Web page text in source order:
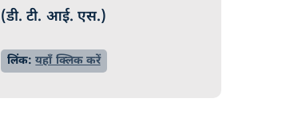
(डी. टी. आई. एस.)
लिंक:यहाँ क्लिक करें